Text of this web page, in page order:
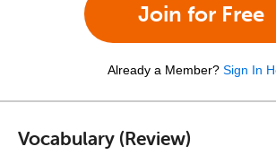
Join for Free
Already a Member? Sign In
Vocabulary (Review)